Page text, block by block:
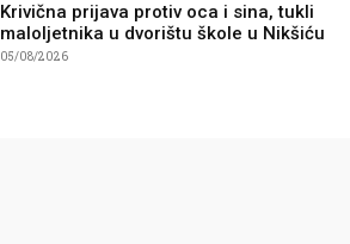
Krivična prijava protiv oca i sina, tukli
maloljetnika u dvorištu škole u Nikšiću
05/08/2026